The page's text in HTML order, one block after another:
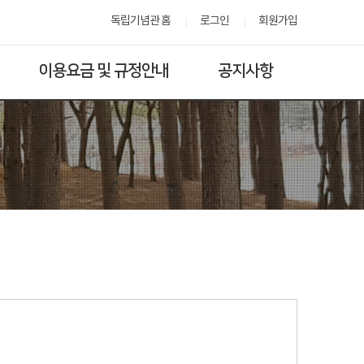
독립기념관 홈 로그인 회원가입
이용요금 및 규정안내 공지사항